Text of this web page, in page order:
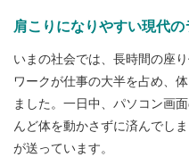
肩こりになりやすい現代
いまの社会では、長時間の座
ワークが仕事の大半を占め、
ました。一日中、パソコン画
んど体を動かさずに済んでし
が送っています。